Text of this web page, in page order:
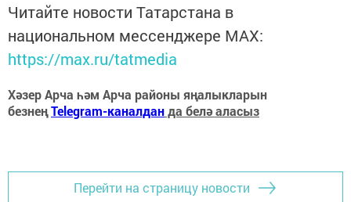
Читайте новости Татарстана в
национальном мессенджере MАХ:
https://max.ru/tatmedia
Хәзер Арча һәм Арча районы яңалыкларын
безнеңTelegram-каналданда белә аласыз
Перейти на страницу новости